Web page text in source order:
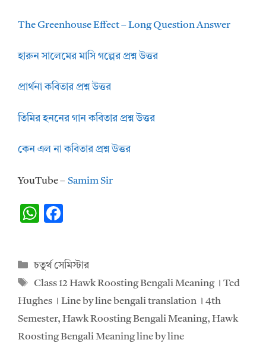
The Greenhouse Effect – Long Question Answer
হারুন সালেমের মাসি গল্পের প্রশ্ন উত্তর
প্রার্থনা কবিতার প্রশ্ন উত্তর
তিমির হননের গান কবিতার প্রশ্ন উত্তর
কেন এল না কবিতার প্রশ্ন উত্তর
YouTube – Samim Sir
W
s
A
p
p
b
o
o
k
Categories
চতুর্থ সেমিস্টার
Tags
Class 12 Hawk Roosting Bengali Meaning । Ted
Hughes । Line by line bengali translation । 4th
Semester, Hawk Roosting Bengali Meaning, Hawk
Roosting Bengali Meaning line by line